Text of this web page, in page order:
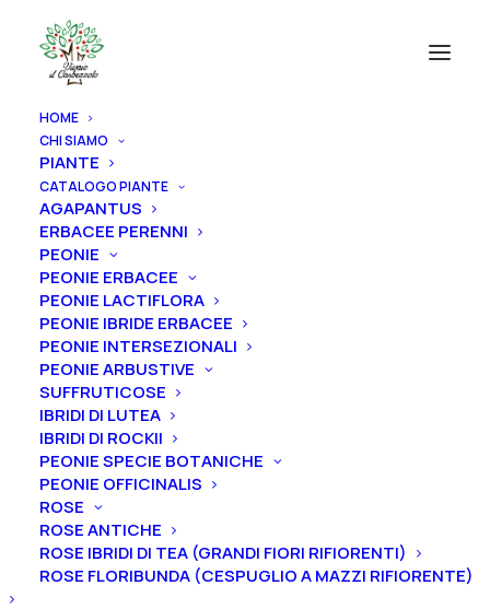
HOME
CHI SIAMO
PIANTE
CATALOGO PIANTE
AGAPANTUS
ERBACEE PERENNI
PEONIE
PEONIE ERBACEE
PEONIE LACTIFLORA
PEONIE IBRIDE ERBACEE
PEONIE INTERSEZIONALI
PEONIE ARBUSTIVE
SUFFRUTICOSE
IBRIDI DI LUTEA
IBRIDI DI ROCKII
PEONIE SPECIE BOTANICHE
PEONIE OFFICINALIS
ROSE
ROSE ANTICHE
ROSE IBRIDI DI TEA (GRANDI FIORI RIFIORENTI)
ROSE FLORIBUNDA (CESPUGLIO A MAZZI RIFIORENTE)